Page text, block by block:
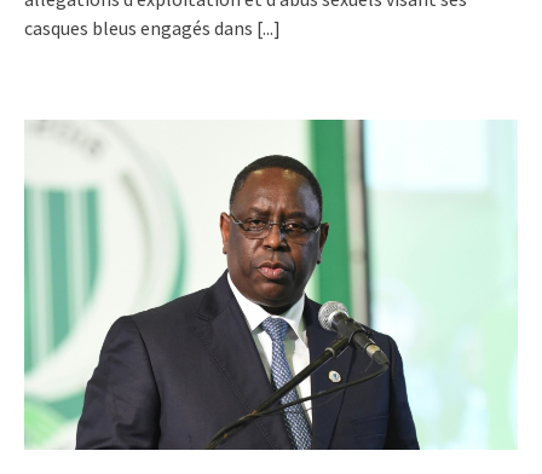
casques bleus engagés dans [...]